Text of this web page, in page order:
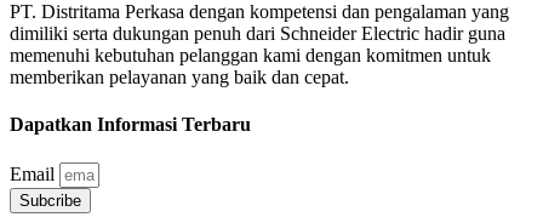
PT. Distritama Perkasa dengan kompetensi dan pengalaman yang
dimiliki serta dukungan penuh dari Schneider Electric hadir guna
memenuhi kebutuhan pelanggan kami dengan komitmen untuk
memberikan pelayanan yang baik dan cepat.
Dapatkan Informasi Terbaru
Email
Subcribe